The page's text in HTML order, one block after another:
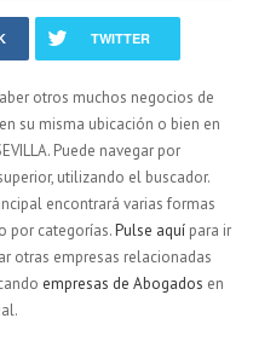
TWITTER
otros muchos negocios de
su misma ubicación o bien en
Puede navegar por
utilizando el buscador.
encontrará varias formas
por categorías.Pulse aquí para ir
otras empresas relacionadas
empresas de Abogados en